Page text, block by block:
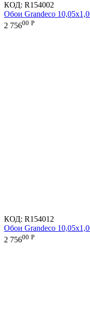
КОД: R154002
Обои Grandeco
2 75600 Р
КОД: R154012
Обои Grandeco
2 75600 Р